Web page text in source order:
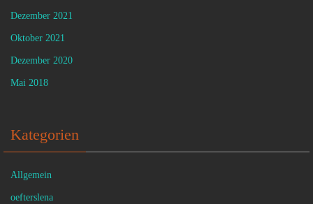
Dezember 2021
Oktober 2021
Dezember 2020
Mai 2018
Kategorien
Allgemein
oefterslena